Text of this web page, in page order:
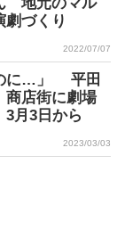
劇づくり
2022/07/07
のに…」 平田
商店街に劇場
月3日から
2023/03/03